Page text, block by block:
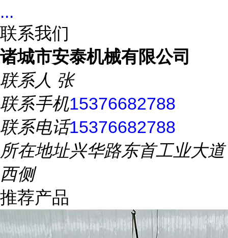
...
联系我们
诸城市安泰机械有限公司
联系人 张
联系手机15376682788
联系电话15376682788
所在地址兴华路东首工业大道
西侧
推荐产品